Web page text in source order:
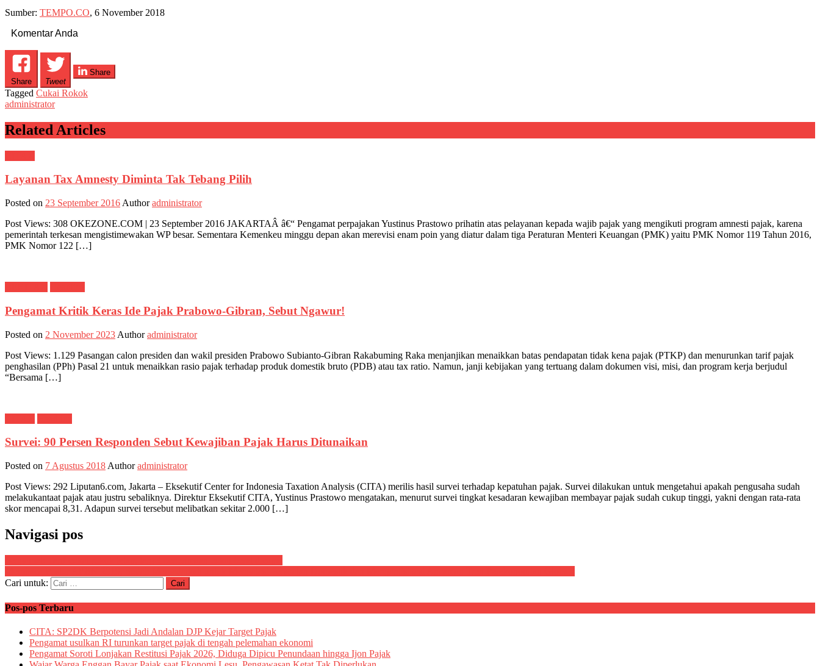
Sumber: TEMPO.CO, 6 November 2018
Komentar Anda
Share Tweet
Share
Tagged Cukai Rokok
administrator
Related Articles
Layanan Tax Amnesty Diminta Tak Tebang Pilih
Posted on 23 September 2016 Author administrator
Post Views: 308 OKEZONE.COM | 23 September 2016 JAKARTAÂ â€“ Pengamat perpajakan Yustinus Prastowo prihatin atas pelayanan kepada wajib pajak yang mengikuti program amnesti pajak, karena
pemerintah terkesan mengistimewakan WP besar. Sementara Kemenkeu minggu depan akan merevisi enam poin yang diatur dalam tiga Peraturan Menteri Keuangan (PMK) yaitu PMK Nomor 119 Tahun 2016,
PMK Nomor 122 […]
Pengamat Kritik Keras Ide Pajak Prabowo-Gibran, Sebut Ngawur!
Posted on 2 November 2023 Author administrator
Post Views: 1.129 Pasangan calon presiden dan wakil presiden Prabowo Subianto-Gibran Rakabuming Raka menjanjikan menaikkan batas pendapatan tidak kena pajak (PTKP) dan menurunkan tarif pajak
penghasilan (PPh) Pasal 21 untuk menaikkan rasio pajak terhadap produk domestik bruto (PDB) atau tax ratio. Namun, janji kebijakan yang tertuang dalam dokumen visi, misi, dan program kerja berjudul
“Bersama […]
Survei: 90 Persen Responden Sebut Kewajiban Pajak Harus Ditunaikan
Posted on 7 Agustus 2018 Author administrator
Post Views: 292 Liputan6.com, Jakarta – Eksekutif Center for Indonesia Taxation Analysis (CITA) merilis hasil survei terhadap kepatuhan pajak. Survei dilakukan untuk mengetahui apakah pengusaha sudah
melakukantaat pajak atau justru sebaliknya. Direktur Eksekutif CITA, Yustinus Prastowo mengatakan, menurut survei tingkat kesadaran kewajiban membayar pajak sudah cukup tinggi, yakni dengan rata-rata
skor mencapai 8,31. Adapun survei tersebut melibatkan sekitar 2.000 […]
Navigasi pos
Cari untuk:
Pos-pos Terbaru
CITA: SP2DK Berpotensi Jadi Andalan DJP Kejar Target Pajak
Pengamat usulkan RI turunkan target pajak di tengah pelemahan ekonomi
Pengamat Soroti Lonjakan Restitusi Pajak 2026, Diduga Dipicu Penundaan hingga Ijon Pajak